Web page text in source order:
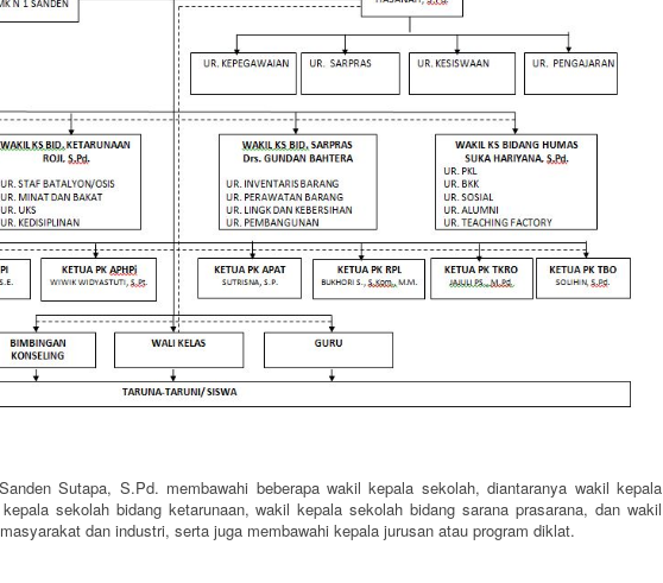
Sutapa, S.Pd. membawahi beberapa wakil kepala sekolah, diantaranya wakil kepala
sekolah bidang ketarunaan, wakil kepala sekolah bidang sarana prasarana, dan wakil
dan industri, serta juga membawahi kepala jurusan atau program diklat.